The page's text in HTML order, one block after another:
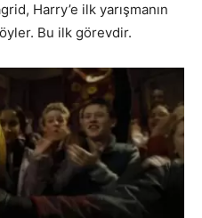
Harry’e ilk yarışmanın
Bu ilk görevdir.